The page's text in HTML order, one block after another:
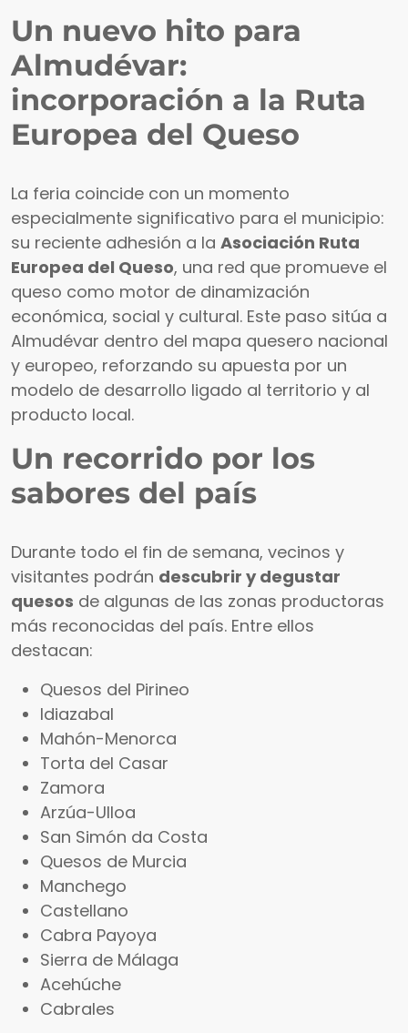
Un nuevo hito para
Almudévar:
incorporación a la Ruta
Europea del Queso
La feria coincide con un momento
especialmente significativo para el municipio:
su reciente adhesión a la Asociación Ruta
Europea del Queso, una red que promueve el
queso como motor de dinamización
económica, social y cultural. Este paso sitúa a
Almudévar dentro del mapa quesero nacional
y europeo, reforzando su apuesta por un
modelo de desarrollo ligado al territorio y al
producto local.
Un recorrido por los
sabores del país
Durante todo el fin de semana, vecinos y
visitantes podrán descubrir y degustar
quesos de algunas de las zonas productoras
más reconocidas del país. Entre ellos
destacan:
Quesos del Pirineo
Idiazabal
Mahón-Menorca
Torta del Casar
Zamora
Arzúa-Ulloa
San Simón da Costa
Quesos de Murcia
Manchego
Castellano
Cabra Payoya
Sierra de Málaga
Acehúche
Cabrales